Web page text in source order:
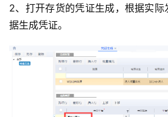
2、打开存货的凭证生成，根据实
据生成凭证。